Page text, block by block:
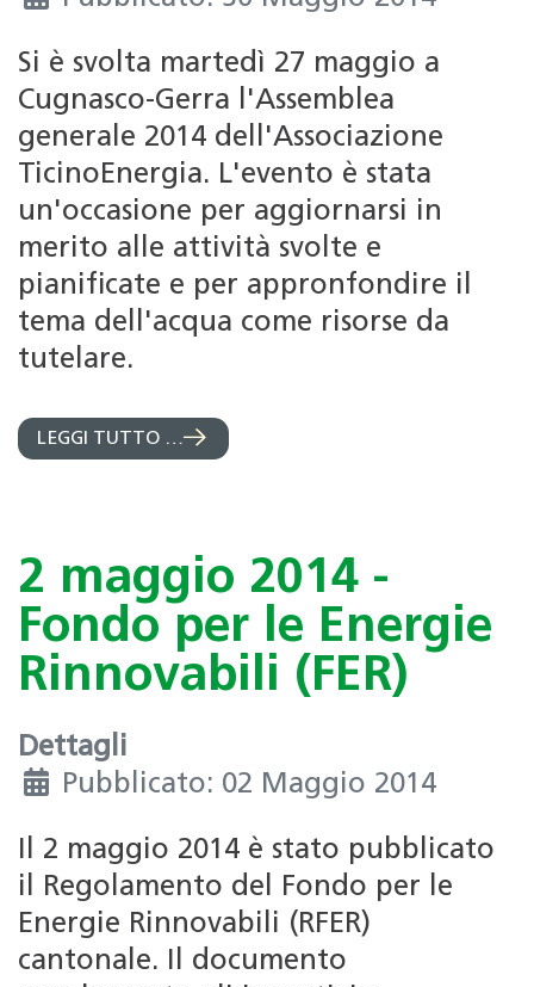
Si è svolta martedì 27 maggio a
Cugnasco-Gerra l'Assemblea
generale 2014 dell'Associazione
TicinoEnergia. L'evento è stata
un'occasione per aggiornarsi in
merito alle attività svolte e
pianificate e per appronfondire il
tema dell'acqua come risorse da
tutelare.
LEGGI TUTTO …
2 maggio 2014 -
Fondo per le Energie
Rinnovabili (FER)
Dettagli
Pubblicato: 02 Maggio 2014
Il 2 maggio 2014 è stato pubblicato
il Regolamento del Fondo per le
Energie Rinnovabili (RFER)
cantonale. Il documento